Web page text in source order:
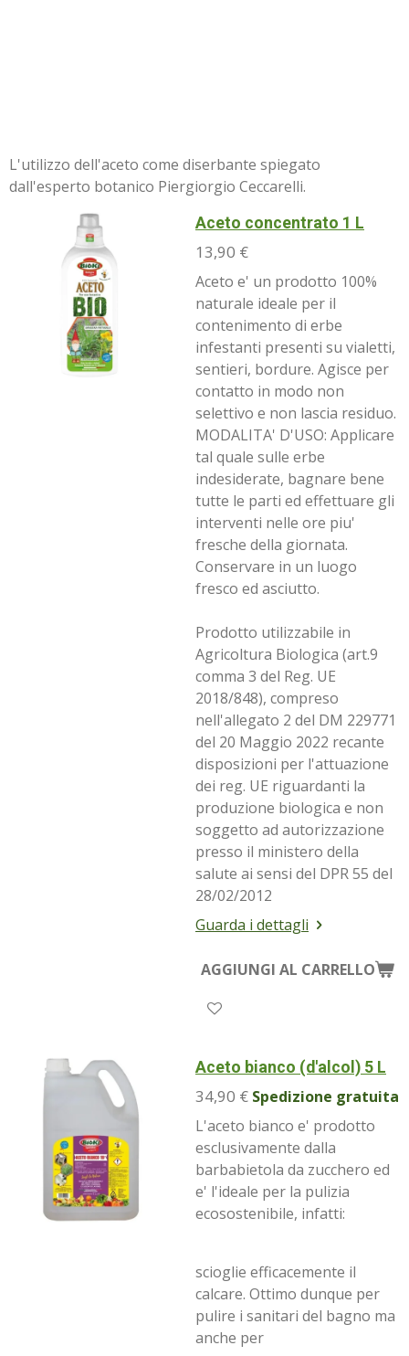
L'utilizzo dell'aceto come diserbante spiegato
dall'esperto botanico Piergiorgio Ceccarelli.
Aceto concentrato 1 L
13,90 €
Aceto e' un prodotto 100%
naturale ideale per il
contenimento di erbe
infestanti presenti su vialetti,
sentieri, bordure. Agisce per
contatto in modo non
selettivo e non lascia residuo.
MODALITA' D'USO: Applicare
tal quale sulle erbe
indesiderate, bagnare bene
tutte le parti ed effettuare gli
interventi nelle ore piu'
fresche della giornata.
Conservare in un luogo
fresco ed asciutto.
Prodotto utilizzabile in
Agricoltura Biologica (art.9
comma 3 del Reg. UE
2018/848), compreso
nell'allegato 2 del DM 229771
del 20 Maggio 2022 recante
disposizioni per l'attuazione
dei reg. UE riguardanti la
produzione biologica e non
soggetto ad autorizzazione
presso il ministero della
salute ai sensi del DPR 55 del
28/02/2012
Guarda i dettagli
AGGIUNGI AL CARRELLO
Aceto bianco (d'alcol) 5 L
34,90 € Spedizione gratuita
L'aceto bianco e' prodotto
esclusivamente dalla
barbabietola da zucchero ed
e' l'ideale per la pulizia
ecosostenibile, infatti:
scioglie efficacemente il
calcare. Ottimo dunque per
pulire i sanitari del bagno ma
anche per